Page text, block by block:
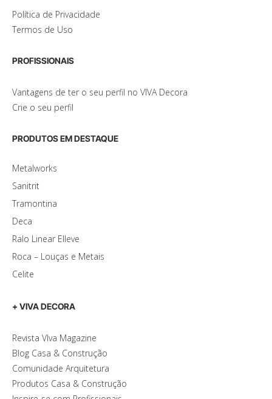
Política de Privacidade
Termos de Uso
PROFISSIONAIS
Vantagens de ter o seu perfil no VIVA Decora
Crie o seu perfil
PRODUTOS EM DESTAQUE
Metalworks
Sanitrit
Tramontina
Deca
Ralo Linear Elleve
Roca – Louças e Metais
Celite
+ VIVA DECORA
Revista VIva Magazine
Blog Casa & Construção
Comunidade Arquitetura
Produtos Casa & Construção